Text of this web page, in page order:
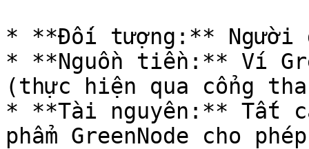
* **Đối tượng:** Người
* **Nguồn tiền:** Ví
(thực hiện qua cổng
* **Tài nguyên:** Tất
phẩm GreenNode cho